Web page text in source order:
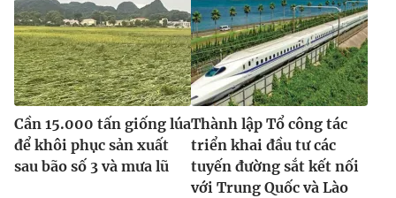
Cần 15.000 tấn giống lúa
để khôi phục sản xuất
sau bão số 3 và mưa lũ
Thành lập Tổ công tác
triển khai đầu tư các
tuyến đường sắt kết nối
với Trung Quốc và Lào